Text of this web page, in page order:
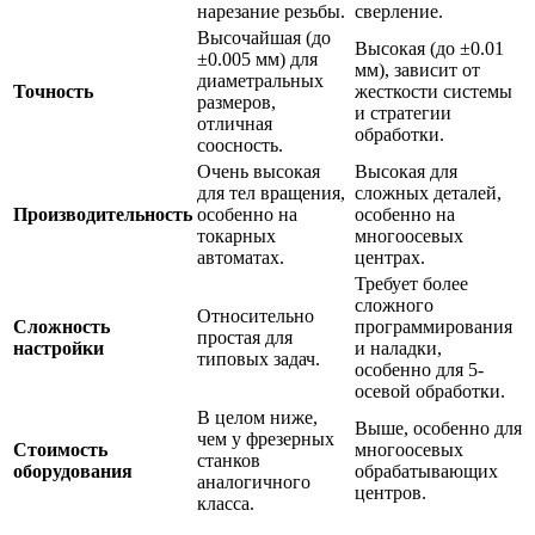
нарезание резьбы. сверление.
Точность
Высочайшая (до
±0.005 мм) для
диаметральных
размеров,
отличная
соосность.
Высокая (до ±0.01
мм), зависит от
жесткости системы
и стратегии
обработки.
Производительность
Очень высокая
для тел вращения,
особенно на
токарных
автоматах.
Высокая для
сложных деталей,
особенно на
многоосевых
центрах.
Сложность
настройки
Относительно
простая для
типовых задач.
Требует более
сложного
программирования
и наладки,
особенно для 5-
осевой обработки.
Стоимость
оборудования
В целом ниже,
чем у фрезерных
станков
аналогичного
класса.
Выше, особенно для
многоосевых
обрабатывающих
центров.